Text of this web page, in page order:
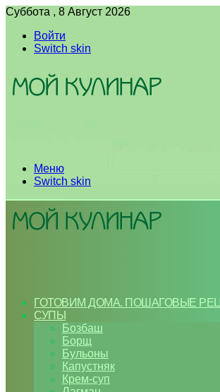
Суббота , 8 Август 2026
Войти
Switch skin
Меню
Switch skin
ГОТОВИМ ДОМА. ПОШАГОВЫЕ
СУПЫ
Бозбаш
Борщ
Бульоны
Капустняк
Крем-суп